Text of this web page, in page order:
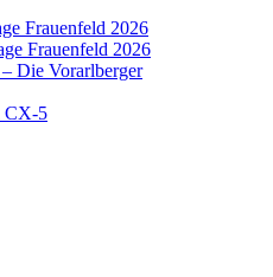
Frauenfeld 2026
Frauenfeld 2026
Die Vorarlberger
CX-5